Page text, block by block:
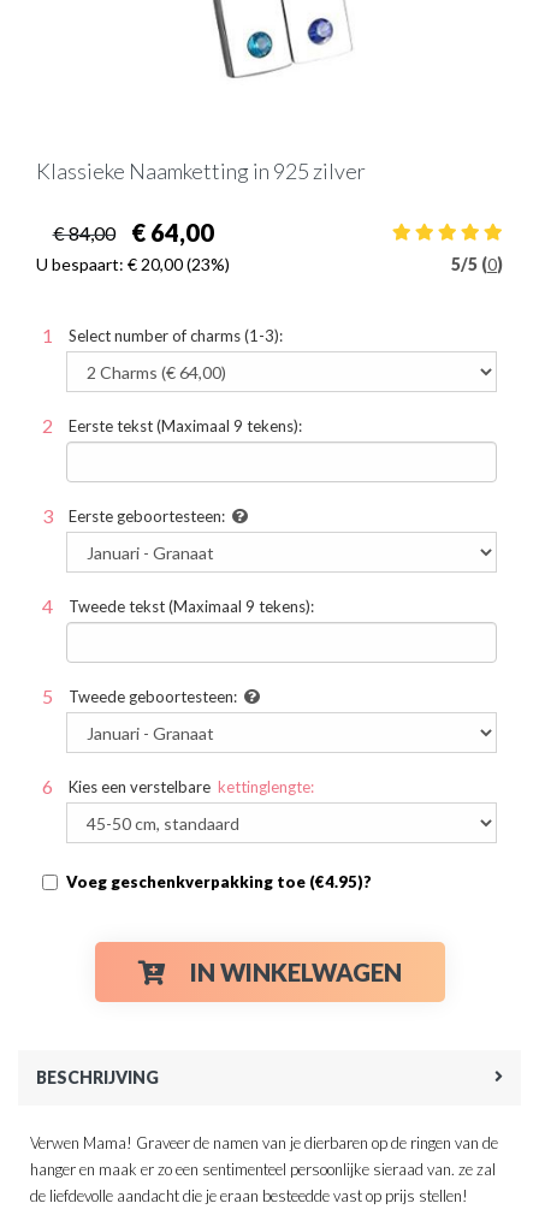
Klassieke Naamketting in 925 zilver
€ 84,00 € 64,00
U bespaart: € 20,00(23%) 5/5 (0)
Select number of charms (1-3):
Eerste tekst (Maximaal 9 tekens):
Eerste geboortesteen:
Tweede tekst (Maximaal 9 tekens):
Tweede geboortesteen:
Kies een verstelbare kettinglengte:
Voeg geschenkverpakking toe (€4.95)?
IN WINKELWAGEN
BESCHRIJVING
Verwen Mama! Graveer de namen van je dierbaren op de ringen van de
hanger en maak er zo een sentimenteel persoonlijke sieraad van. ze zal
de liefdevolle aandacht die je eraan besteedde vast op prijs stellen!